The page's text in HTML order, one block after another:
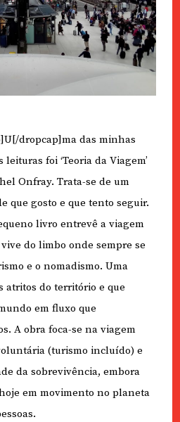
dropcap]ma das minhas
leituras foi ‘Teoria da Viagem’
Onfray. Trata-se de um
que gosto e que tento seguir.
livro entrevê a viagem
do limbo onde sempre se
e o nomadismo. Uma
atritos do território e que
em fluxo que
A obra foca-se na viagem
(turismo incluído) e
da sobrevivência, embora
em movimento no planeta